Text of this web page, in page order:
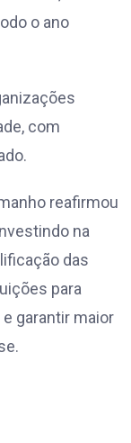
o ano
com
reafirmou
na
das
para
garantir maior